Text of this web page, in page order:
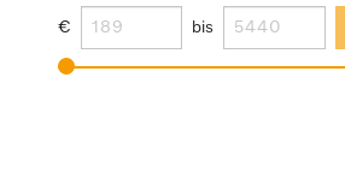
€ bis